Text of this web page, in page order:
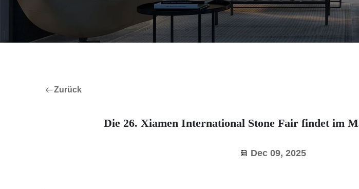
Zurück
Die 26. Xiamen International Stone Fair findet im
Dec 09, 2025